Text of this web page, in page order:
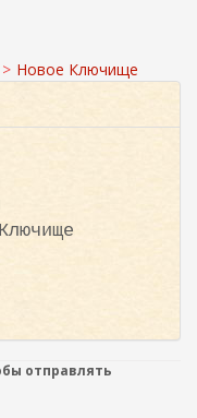
Новое Ключище
отправлять